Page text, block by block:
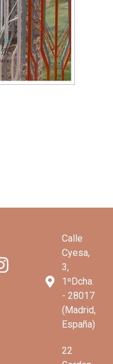
Calle
Cyesa,
3,
1ºDcha.
- 28017
(Madrid,
España)
22